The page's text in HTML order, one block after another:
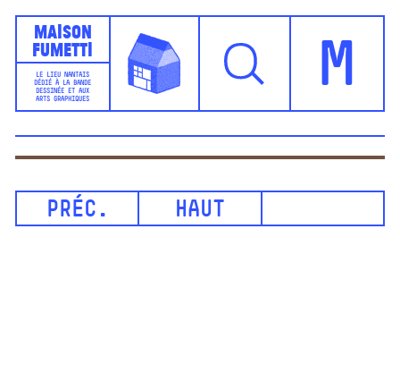
Maison
Fumetti
LE LIEU NANTAIS
DÉDIÉ À LA BANDE
DESSINÉE ET AUX
ARTS GRAPHIQUES
M
PRÉC. HAUT